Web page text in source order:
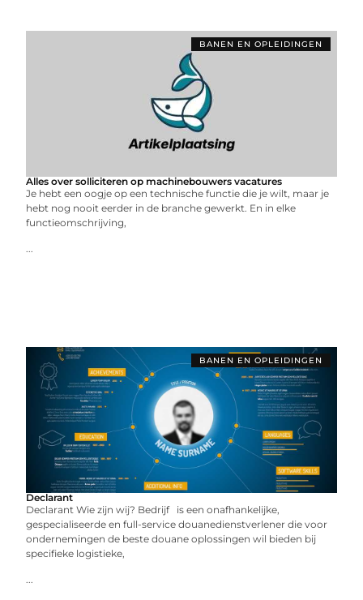
BANEN EN OPLEIDINGEN
Alles over solliciteren op machinebouwers vacatures
Je hebt een oogje op een technische functie die je wilt, maar je
hebt nog nooit eerder in de branche gewerkt. En in elke
functieomschrijving,
...
BANEN EN OPLEIDINGEN
Declarant
Declarant Wie zijn wij? Bedrijf is een onafhankelijke,
gespecialiseerde en full-service douanedienstverlener die voor
ondernemingen de beste douane oplossingen wil bieden bij
specifieke logistieke,
...